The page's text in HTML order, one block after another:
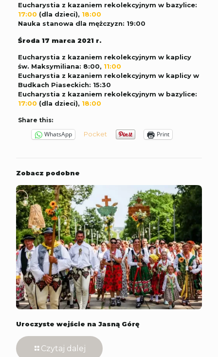
Eucharystia z kazaniem rekolekcyjnym w bazylice:
17:00 (dla dzieci), 18:00
Nauka stanowa dla mężczyzn: 19:00
Środa 17 marca 2021 r.
Eucharystia z kazaniem rekolekcyjnym w kaplicy
św. Maksymiliana: 8:00, 11:00
Eucharystia z kazaniem rekolekcyjnym w kaplicy w
Budkach Piaseckich: 15:30
Eucharystia z kazaniem rekolekcyjnym w bazylice:
17:00 (dla dzieci), 18:00
Share this:
WhatsApp Pocket Print
Zobacz podobne
Uroczyste wejście na Jasną Górę
Czytaj dalej